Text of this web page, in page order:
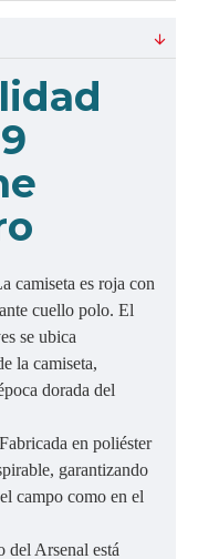
camiseta es roja con
cuello polo. El
se ubica
la camiseta,
dorada del
Fabricada en poliéster
garantizando
campo como en el
del Arsenal está